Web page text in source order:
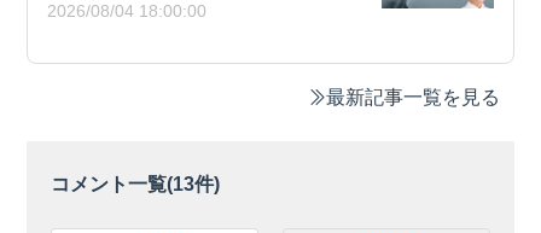
2026/08/04 18:00:00
最新記事一覧を見る
コメント一覧(13件)